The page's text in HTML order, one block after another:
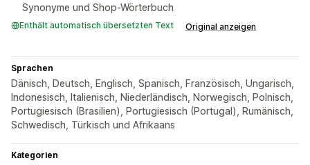
Synonyme und Shop-Wörterbuch
Enthält automatisch übersetzten Text Original anzeigen
Sprachen
Dänisch, Deutsch, Englisch, Spanisch, Französisch, Ungarisch,
Indonesisch, Italienisch, Niederländisch, Norwegisch, Polnisch,
Portugiesisch (Brasilien), Portugiesisch (Portugal), Rumänisch,
Schwedisch, Türkisch und Afrikaans
Kategorien